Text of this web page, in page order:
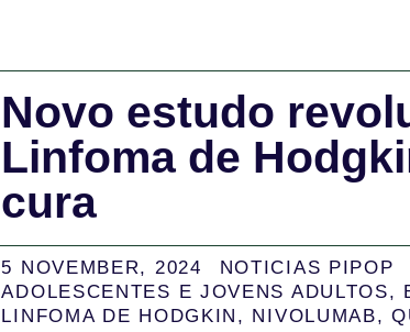
Novo estudo
Linfoma de
cura
5 NOVEMBER, 2024
NOTICIAS PIPOP
ADOLESCENTES E JOVENS ADULTOS,
LINFOMA DE HODGKIN , NIVOLUMAB,